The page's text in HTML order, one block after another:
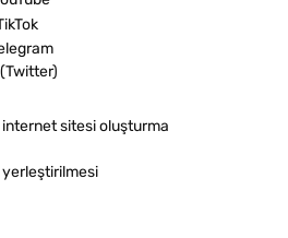
sitesi oluşturma
yerleştirilmesi